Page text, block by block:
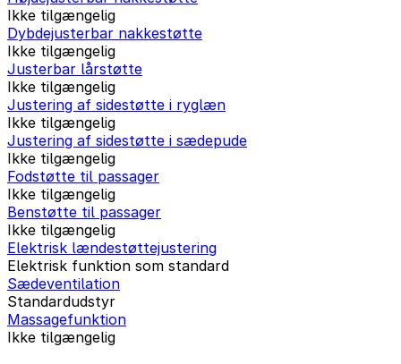
Ikke tilgængelig
Dybdejusterbar nakkestøtte
Ikke tilgængelig
Justerbar lårstøtte
Ikke tilgængelig
Justering af sidestøtte i ryglæn
Ikke tilgængelig
Justering af sidestøtte i sædepude
Ikke tilgængelig
Fodstøtte til passager
Ikke tilgængelig
Benstøtte til passager
Ikke tilgængelig
Elektrisk lændestøttejustering
Elektrisk funktion som standard
Sædeventilation
Standardudstyr
Massagefunktion
Ikke tilgængelig